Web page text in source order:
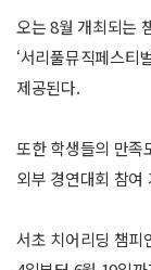
오는 8월 개최되는
‘서리풀뮤직페스티
제공된다.
또한 학생들의 만족
외부 경연대회 참여
서초 치어리딩 챔피